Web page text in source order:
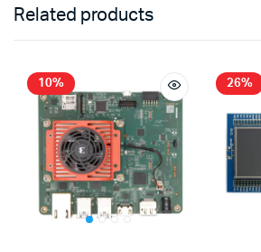
Related products
10% 26%